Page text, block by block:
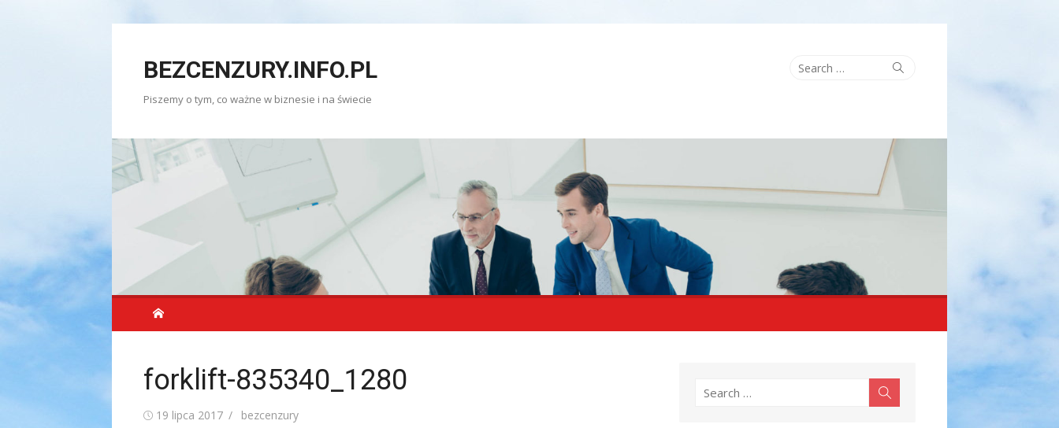
BEZCENZURY.INFO.PL
Piszemy o tym, co ważne w biznesie i na świecie
Search
Search
forklift-835340_1280
Posted
19 lipca 2017 Author
bezcenzury
Search